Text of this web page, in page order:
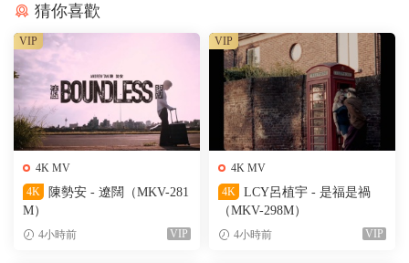
猜你喜歡
4K MV
4K
陳勢安 - 遼闊（MKV-281
M）
4小時前 VIP
VIP
4K MV
4K
LCY呂植宇 - 是福是禍
（MKV-298M）
4小時前 VIP
VIP